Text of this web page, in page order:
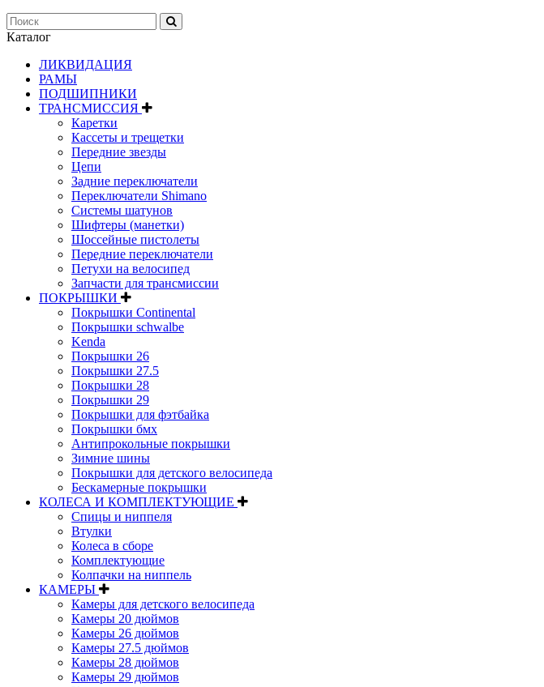
Каталог
ЛИКВИДАЦИЯ
РАМЫ
ПОДШИПНИКИ
ТРАНСМИССИЯ
Каретки
Кассеты и трещетки
Передние звезды
Цепи
Задние переключатели
Переключатели Shimano
Системы шатунов
Шифтеры (манетки)
Шоссейные пистолеты
Передние переключатели
Петухи на велосипед
Запчасти для трансмиссии
ПОКРЫШКИ
Покрышки Continental
Покрышки schwalbe
Kenda
Покрышки 26
Покрышки 27.5
Покрышки 28
Покрышки 29
Покрышки для фэтбайка
Покрышки бмх
Антипрокольные покрышки
Зимние шины
Покрышки для детского велосипеда
Бескамерные покрышки
КОЛЕСА И КОМПЛЕКТУЮЩИЕ
Спицы и ниппеля
Втулки
Колеса в сборе
Комплектующие
Колпачки на ниппель
КАМЕРЫ
Камеры для детского велосипеда
Камеры 20 дюймов
Камеры 26 дюймов
Камеры 27.5 дюймов
Камеры 28 дюймов
Камеры 29 дюймов